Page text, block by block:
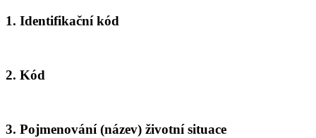
1. Identifikační kód
2. Kód
3. Pojmenování (název) životní situace